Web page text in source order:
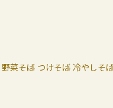
野菜そば つけそば 冷やしそ